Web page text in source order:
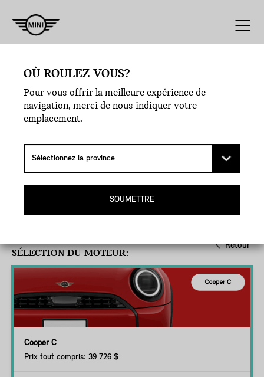
Retour
SÉLECTION DU MOTEUR:
Cooper C
Prix tout compris: 39 726 $
OÙ ROULEZ-VOUS?
Pour vous offrir la meilleure expérience de
navigation, merci de nous indiquer votre
emplacement.
SOUMETTRE